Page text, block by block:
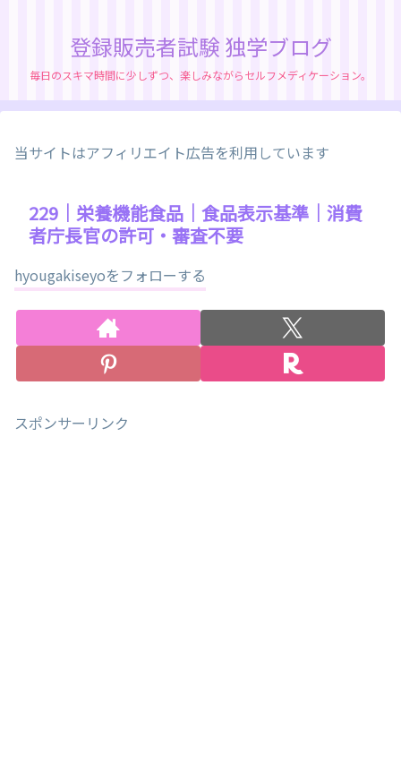
登録販売者試験 独学ブログ
毎日のスキマ時間に少しずつ、楽しみながらセルフメディケーション。
当サイトはアフィリエイト広告を利用しています
229｜栄養機能食品｜食品表示基準｜消費
者庁長官の許可・審査不要
hyougakiseyoをフォローする
スポンサーリンク